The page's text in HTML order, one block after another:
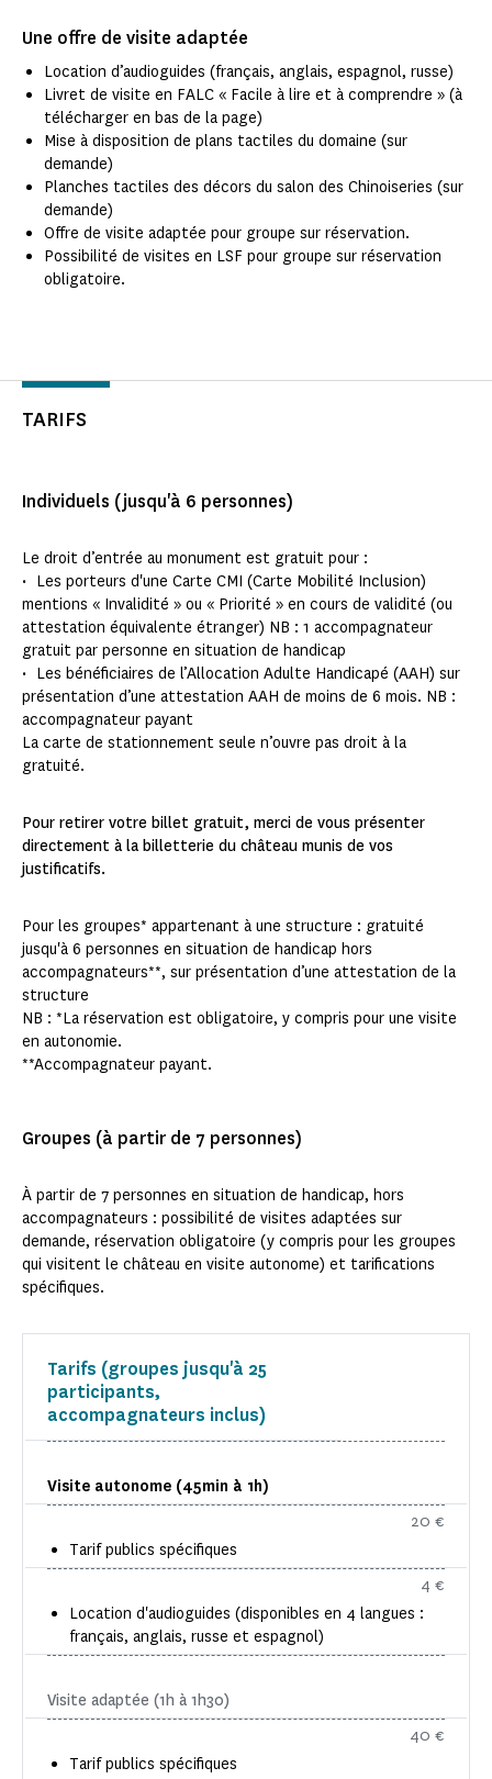
Une offre de visite adaptée
Location d’audioguides (français, anglais, espagnol, russe)
Livret de visite en FALC « Facile à lire et à comprendre » (à
télécharger en bas de la page)
Mise à disposition de plans tactiles du domaine (sur
demande)
Planches tactiles des décors du salon des Chinoiseries (sur
demande)
Offre de visite adaptée pour groupe sur réservation.
Possibilité de visites en LSF pour groupe sur réservation
obligatoire.
TARIFS
Individuels (jusqu'à 6 personnes)
Le droit d’entrée au monument est gratuit pour :
• Les porteurs d'une Carte CMI (Carte Mobilité Inclusion)
mentions « Invalidité » ou « Priorité » en cours de validité (ou
attestation équivalente étranger) NB : 1 accompagnateur
gratuit par personne en situation de handicap
• Les bénéficiaires de l’Allocation Adulte Handicapé (AAH) sur
présentation d’une attestation AAH de moins de 6 mois. NB :
accompagnateur payant
La carte de stationnement seule n’ouvre pas droit à la
gratuité.
Pour retirer votre billet gratuit, merci de vous présenter
directement à la billetterie du château munis de vos
justificatifs.
Pour les groupes* appartenant à une structure : gratuité
jusqu'à 6 personnes en situation de handicap hors
accompagnateurs**, sur présentation d’une attestation de la
structure
NB : *La réservation est obligatoire, y compris pour une visite
en autonomie.
**Accompagnateur payant.
Groupes (à partir de 7 personnes)
À partir de 7 personnes en situation de handicap, hors
accompagnateurs : possibilité de visites adaptées sur
demande, réservation obligatoire (y compris pour les groupes
qui visitent le château en visite autonome) et tarifications
spécifiques.
Tarifs (groupes jusqu'à 25
participants,
accompagnateurs inclus)
Visite autonome (45min à 1h)
Tarif publics spécifiques
20 €
Location d'audioguides (disponibles en 4 langues :
français, anglais, russe et espagnol)
4 €
Visite adaptée (1h à 1h30)
Tarif publics spécifiques
40 €